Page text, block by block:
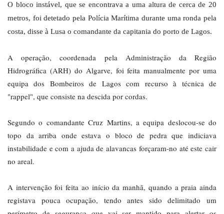
O bloco instável, que se encontrava a uma altura de cerca de 20
metros, foi detetado pela Polícia Marítima durante uma ronda pela
costa, disse à Lusa o comandante da capitania do porto de Lagos.
A operação, coordenada pela Administração da Região
Hidrográfica (ARH) do Algarve, foi feita manualmente por uma
equipa dos Bombeiros de Lagos com recurso à técnica de
"rappel", que consiste na descida por cordas.
Segundo o comandante Cruz Martins, a equipa deslocou-se do
topo da arriba onde estava o bloco de pedra que indiciava
instabilidade e com a ajuda de alavancas forçaram-no até este cair
no areal.
A intervenção foi feita ao início da manhã, quando a praia ainda
registava pouca ocupação, tendo antes sido delimitado um